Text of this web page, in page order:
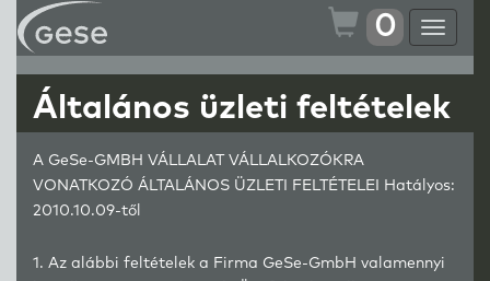
Toggle
0
Általános üzleti feltételek
A GeSe-GMBH VÁLLALAT VÁLLALKOZÓKRA
VONATKOZÓ ÁLTALÁNOS ÜZLETI FELTÉTELEI Hatályos:
2010.10.09-től
1. Az alábbi feltételek a Firma GeSe-GmbH valamennyi